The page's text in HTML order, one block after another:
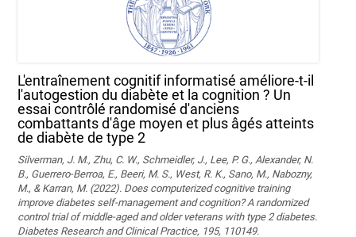
L'entraînement cognitif informatisé améliore-t-il
l'autogestion du diabète et la cognition ? Un
essai contrôlé randomisé d'anciens
combattants d'âge moyen et plus âgés atteints
de diabète de type 2
Silverman, J. M., Zhu, C. W., Schmeidler, J., Lee, P. G., Alexander, N.
B., Guerrero-Berroa, E., Beeri, M. S., West, R. K., Sano, M., Nabozny,
M., & Karran, M. (2022). Does computerized cognitive training
improve diabetes self-management and cognition? A randomized
control trial of middle-aged and older veterans with type 2 diabetes.
Diabetes Research and Clinical Practice, 195, 110149.